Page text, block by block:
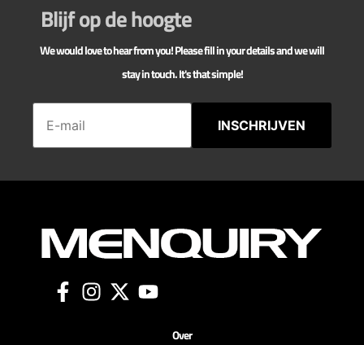
Blijf op de hoogte
We would love to hear from you! Please fill in your details and we will
stay in touch. It's that simple!
INSCHRIJVEN
Over